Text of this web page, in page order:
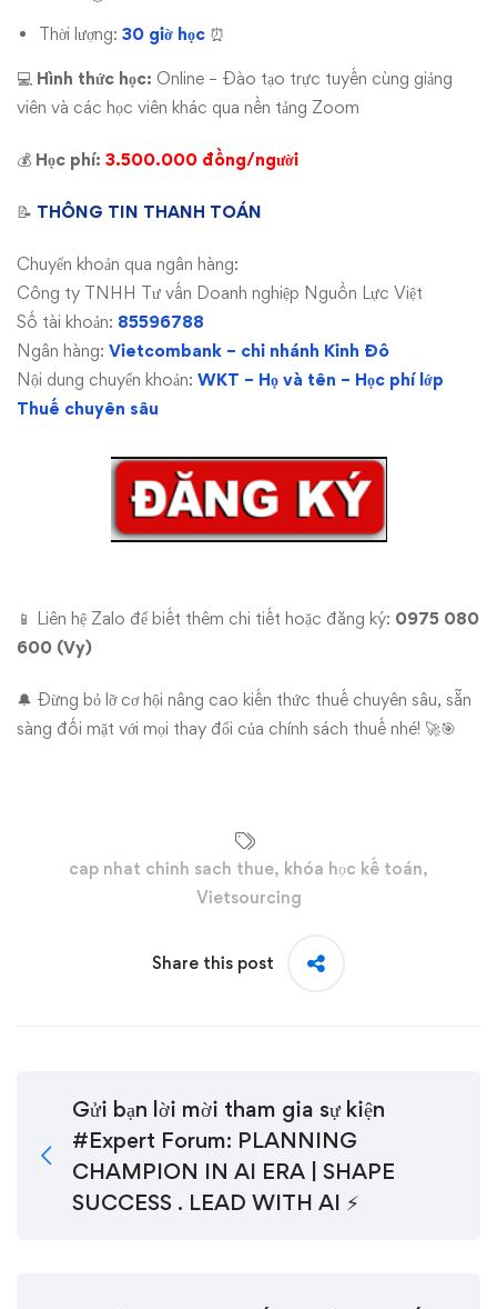
Thời lượng: 30 giờ học ⏰
💻 Hình thức học: Online – Đào tạo trực tuyến cùng giảng
viên và các học viên khác qua nền tảng Zoom
💰 Học phí: 3.500.000 đồng/người
📝 THÔNG TIN THANH TOÁN
Chuyển khoản qua ngân hàng:
Công ty TNHH Tư vấn Doanh nghiệp Nguồn Lực Việt
Số tài khoản: 85596788
Ngân hàng: Vietcombank – chi nhánh Kinh Đô
Nội dung chuyển khoản: WKT – Họ và tên – Học phí lớp
Thuế chuyên sâu
📱 Liên hệ Zalo để biết thêm chi tiết hoặc đăng ký: 0975 080
600 (Vy)
🔔 Đừng bỏ lỡ cơ hội nâng cao kiến thức thuế chuyên sâu, sẵn
sàng đối mặt với mọi thay đổi của chính sách thuế nhé! 🚀🎯
cap nhat chinh sach thue, khóa học kế toán,
Vietsourcing
Share this post
Gửi bạn lời mời tham gia sự kiện
#Expert Forum: PLANNING
CHAMPION IN AI ERA | SHAPE
SUCCESS . LEAD WITH AI ⚡